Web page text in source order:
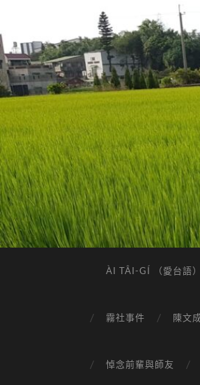
ÀI TÂI-GÍ （愛台語）
霧社事件 陳文
悼念前輩與師友